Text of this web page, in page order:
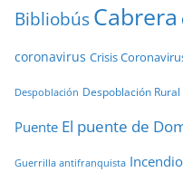
BibliobúsCabrera
coronavirus Crisis
Despoblación Despoblación Rural
Puente El puente de
Guerrilla antifranquista Incendio